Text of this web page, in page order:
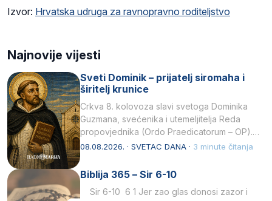
Izvor: Hrvatska udruga za ravnopravno roditeljstvo
Najnovije vijesti
Sveti Dominik – prijatelj siromaha i
širitelj krunice
Crkva 8. kolovoza slavi svetoga Dominika
Guzmana, svećenika i utemeljitelja Reda
propovjednika (Ordo Praedicatorum – OP).
Svojim životom, dubokom ljubavlju prema
08.08.2026. · SVETAC DANA · 3 minute čitanja
Biblija 365 – Sir 6-10
Sir 6-10 6 1 Jer zao glas donosi zazor i